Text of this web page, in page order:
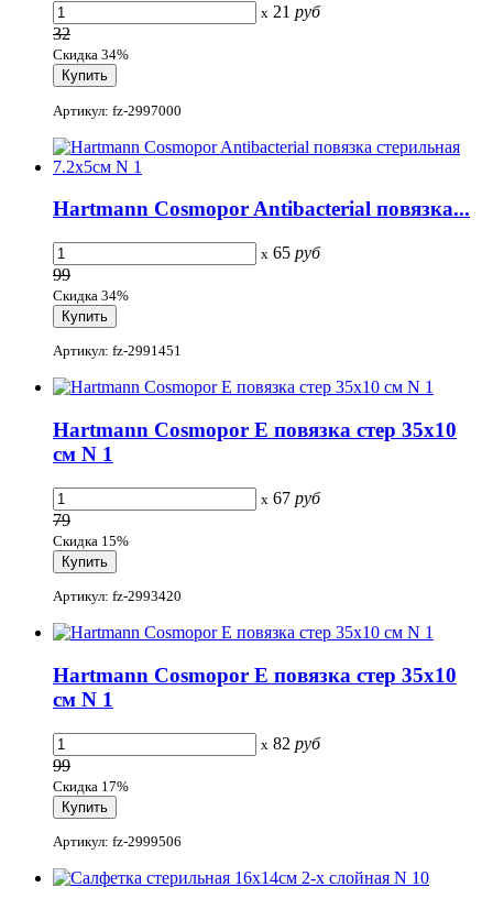
x 21 руб
32
Скидка 34%
Артикул: fz-2997000
Hartmann Cosmopor Antibacterial повязка...
x 65 руб
99
Скидка 34%
Артикул: fz-2991451
Hartmann Cosmopor E повязка стер 35х10
см N 1
x 67 руб
79
Скидка 15%
Артикул: fz-2993420
Hartmann Cosmopor E повязка стер 35х10
см N 1
x 82 руб
99
Скидка 17%
Артикул: fz-2999506